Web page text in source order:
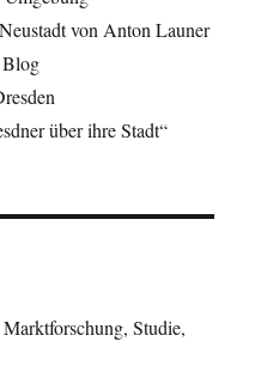
von Anton Launer
über ihre Stadt“
Studie,